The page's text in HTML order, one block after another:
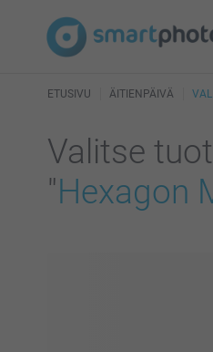
ETUSIVU ÄITIENPÄIVÄ
Valitse
"Hexagon